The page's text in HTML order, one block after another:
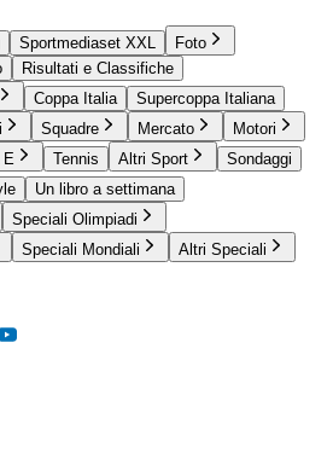
Sportmediaset XXL
Foto
Risultati e Classifiche
Coppa Italia
Supercoppa Italiana
Squadre Mercato
Motori
E Tennis Altri Sport
Sondaggi
Un libro a settimana
Speciali Olimpiadi
Speciali Mondiali Altri Speciali